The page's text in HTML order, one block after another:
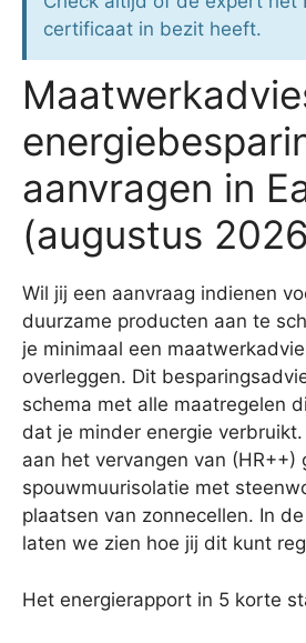
certificaat in bezit heeft.
aanvragen in
(augustus
Wil jij een aanvraag indienen
duurzame producten aan te
je minimaal een
overleggen. Dit
schema met alle maatregelen
dat je minder energie
aan het vervangen van (HR++)
spouwmuurisolatie met
plaatsen van zonnecellen. In
laten we zien hoe jij dit kunt
Het energierapport in 5 korte